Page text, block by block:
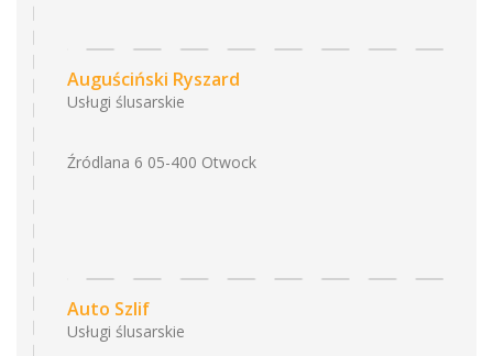
Auguściński Ryszard
Usługi ślusarskie
Źródlana 6 05-400 Otwock
Auto Szlif
Usługi ślusarskie